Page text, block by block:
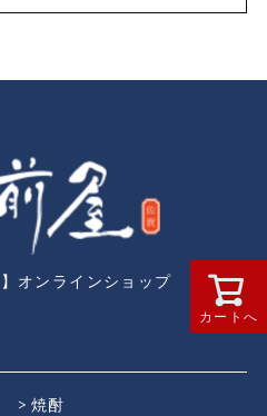
カートへ
オンラインショップ
焼酎